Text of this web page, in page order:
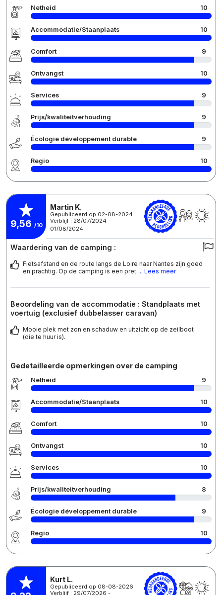
Netheid 10
Accommodatie/Staanplaats 10
Comfort 9
Ontvangst 10
Services 9
Prijs/kwaliteitverhouding 9
Écologie développement durable 9
Regio 10
9,56 /10
Martin K.
Gepubliceerd op 02-08-2024
Verblijf : 28/07/2024 -
01/08/2024
Waardering van de camping :
Fietsafstand en de route langs de Loire naar Nantes zijn goed
en prachtig. Op de camping is een pret ... Lees meer
Beoordeling van de accommodatie : Standplaats met
voertuig (exclusief dubbelasser caravan)
Mooie plek met zon en schaduw en uitzicht op de zeilboot
(die te huur is).
Gedetailleerde opmerkingen over de camping
Netheid 9
Accommodatie/Staanplaats 10
Comfort 10
Ontvangst 10
Services 10
Prijs/kwaliteitverhouding 8
Écologie développement durable 9
Regio 10
Kurt L.
Gepubliceerd op 08-08-2026
Verblijf : 29/07/2026 -